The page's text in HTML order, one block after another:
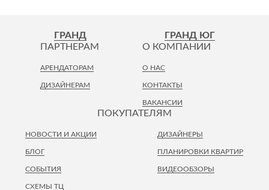
ГРАНД ГРАНД ЮГ
ПОКУПАТЕЛЯМ
НОВОСТИ И АКЦИИ
ПЛАНИРОВКИ КВАРТИР
ВИДЕООБЗОРЫ
БЛОГ
СОБЫТИЯ
СХЕМЫ ТЦ
ДИЗАЙНЕРЫ
ПАРТНЕРАМ
АРЕНДАТОРАМ
ДИЗАЙНЕРАМ
О КОМПАНИИ
О НАС
КОНТАКТЫ
ВАКАНСИИ